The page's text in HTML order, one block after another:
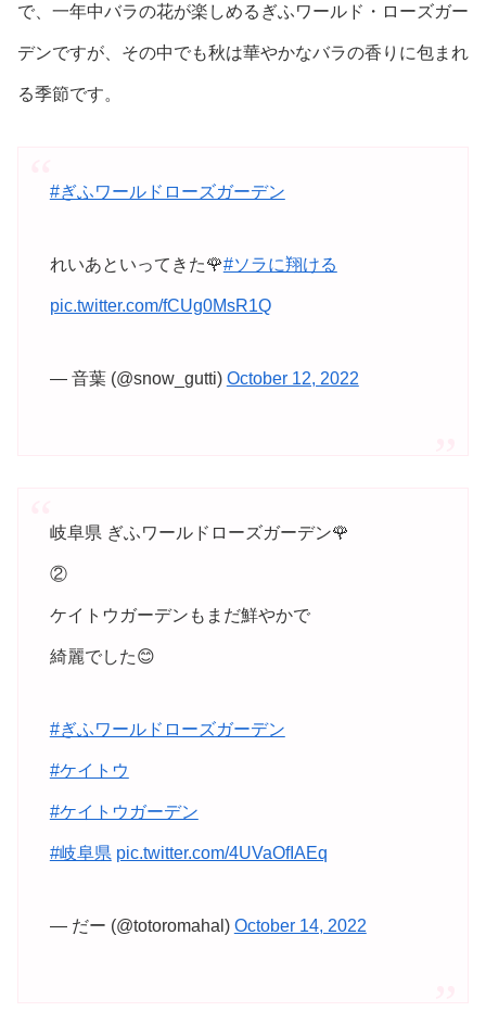
で、一年中バラの花が楽しめるぎふワールド・ローズガー
デンですが、その中でも秋は華やかなバラの香りに包まれ
る季節です。
#ぎふワールドローズガーデン
れいあといってきた🌹#ソラに翔ける
pic.twitter.com/fCUg0MsR1Q
— 音葉 (@snow_gutti) October 12, 2022
岐阜県 ぎふワールドローズガーデン🌹
②
ケイトウガーデンもまだ鮮やかで
綺麗でした😊
#ぎふワールドローズガーデン
#ケイトウ
#ケイトウガーデン
#岐阜県 pic.twitter.com/4UVaOfIAEq
— だー (@totoromahal) October 14, 2022